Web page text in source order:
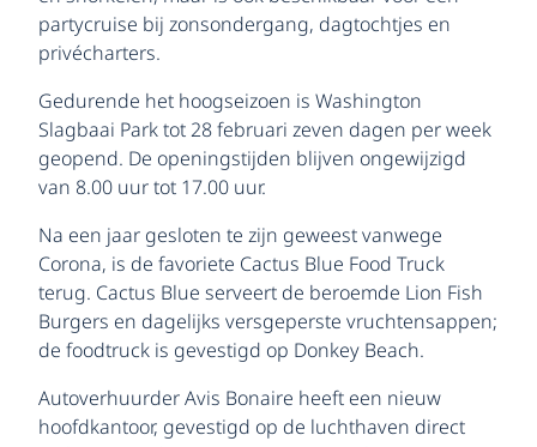
partycruise bij zonsondergang, dagtochtjes en
privécharters.
Gedurende het hoogseizoen is Washington
Slagbaai Park tot 28 februari zeven dagen per week
geopend. De openingstijden blijven ongewijzigd
van 8.00 uur tot 17.00 uur.
Na een jaar gesloten te zijn geweest vanwege
Corona, is de favoriete Cactus Blue Food Truck
terug. Cactus Blue serveert de beroemde Lion Fish
Burgers en dagelijks versgeperste vruchtensappen;
de foodtruck is gevestigd op Donkey Beach.
Autoverhuurder Avis Bonaire heeft een nieuw
hoofdkantoor, gevestigd op de luchthaven direct